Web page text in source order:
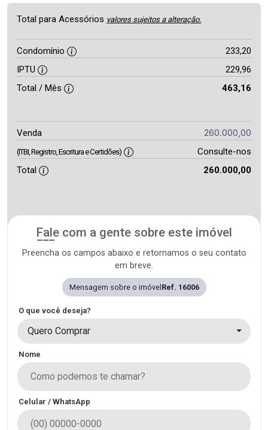
Total para Acessórios valores sujeitos a alteração.
Condomínio
233,20
IPTU
229,96
Total / Mês
463,16
Venda 260.000,00
(ITBI, Registro, Escritura e Certidões)
Consulte-nos
Total
260.000,00
Fale com a gente sobre este imóvel
Preencha os campos abaixo e retornamos o seu contato
em breve.
Mensagem sobre o imóvel Ref. 16006
O que você deseja?
Quero Comprar
Nome
Celular / WhatsApp